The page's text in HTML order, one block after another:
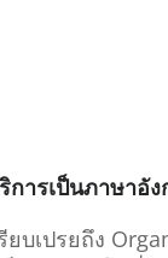
การเป็นภาษาอั
ยบเปรยถึง